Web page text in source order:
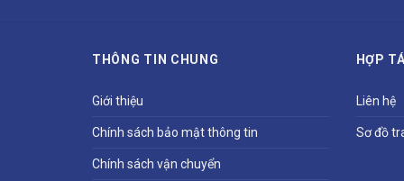
THÔNG TIN CHUNG
Giới thiệu
Chính sách bảo mật thông tin
Chính sách vận chuyển
HỢP
Liên hệ
Sơ đồ